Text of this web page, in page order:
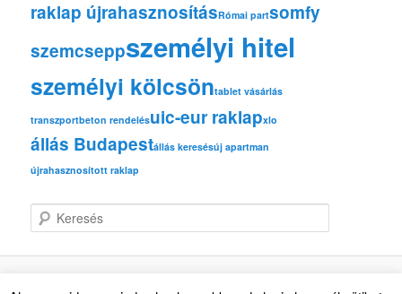
raklap újrahasznosításRómai partsomfy
szemcseppszemélyi hitel
személyi kölcsöntablet vásárlás
transzportbeton rendelésuic-eur raklapxlo
állás Budapestállás keresésúj apartman
újrahasznosított raklap
e